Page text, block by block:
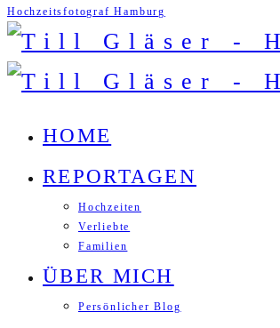
Hochzeitsfotograf Hamburg
HOME
REPORTAGEN
Hochzeiten
Verliebte
Familien
ÜBER MICH
Persönlicher Blog